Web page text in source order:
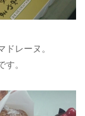
レーヌ。
。